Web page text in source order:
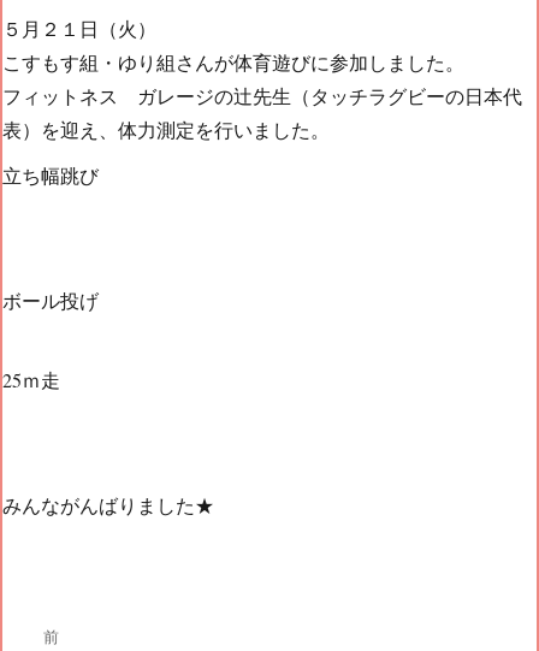
５月２１日（火）
こすもす組・ゆり組さんが体育遊びに参加しました。
フィットネス ガレージの辻先生（タッチラグビーの日本代
表）を迎え、体力測定を行いました。
立ち幅跳び
ボール投げ
25ｍ走
みんながんばりました★
投
前